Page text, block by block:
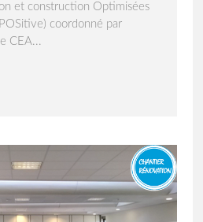
et construction Optimisées
coordonné par
CEA...